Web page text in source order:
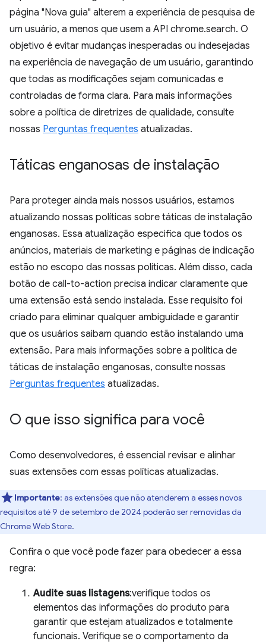
página "Nova guia" alterem a experiência de pesquisa de
um usuário, a menos que usem a API chrome.search. O
objetivo é evitar mudanças inesperadas ou indesejadas
na experiência de navegação de um usuário, garantindo
que todas as modificações sejam comunicadas e
controladas de forma clara. Para mais informações
sobre a política de diretrizes de qualidade, consulte
nossas Perguntas frequentes atualizadas.
Táticas enganosas de instalação
Para proteger ainda mais nossos usuários, estamos
atualizando nossas políticas sobre táticas de instalação
enganosas. Essa atualização especifica que todos os
anúncios, materiais de marketing e páginas de indicação
estão no escopo das nossas políticas. Além disso, cada
botão de call-to-action precisa indicar claramente que
uma extensão está sendo instalada. Esse requisito foi
criado para eliminar qualquer ambiguidade e garantir
que os usuários saibam quando estão instalando uma
extensão. Para mais informações sobre a política de
táticas de instalação enganosas, consulte nossas
Perguntas frequentes atualizadas.
O que isso significa para você
Como desenvolvedores, é essencial revisar e alinhar
suas extensões com essas políticas atualizadas.
Importante: as extensões que não atenderem a esses novos
requisitos até 9 de setembro de 2024 poderão ser removidas da
Chrome Web Store.
Confira o que você pode fazer para obedecer a essa
regra:
Audite suas listagens:verifique todos os
elementos das informações do produto para
garantir que estejam atualizados e totalmente
funcionais. Verifique se o comportamento da